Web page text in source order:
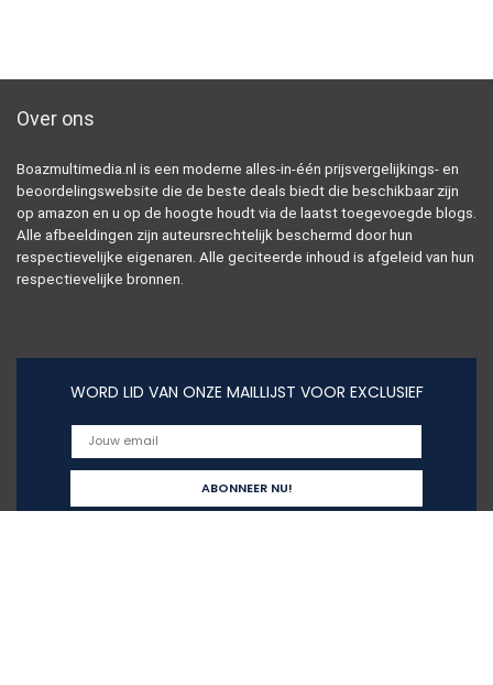
Over ons
Boazmultimedia.nl is een moderne alles-in-één prijsvergelijkings- en
beoordelingswebsite die de beste deals biedt die beschikbaar zijn
op amazon en u op de hoogte houdt via de laatst toegevoegde blogs.
Alle afbeeldingen zijn auteursrechtelijk beschermd door hun
respectievelijke eigenaren. Alle geciteerde inhoud is afgeleid van hun
respectievelijke bronnen.
WORD LID VAN ONZE MAILLIJST VOOR EXCLUSIEF